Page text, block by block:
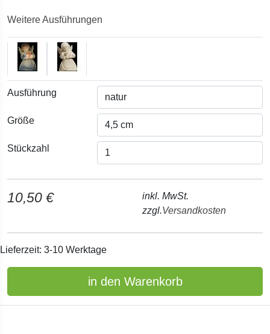
Weitere Ausführungen
Ausführung
Größe
Stückzahl
10,50 €
inkl. MwSt.
zzgl.Versandkosten
Lieferzeit: 3-10 Werktage
in den Warenkorb